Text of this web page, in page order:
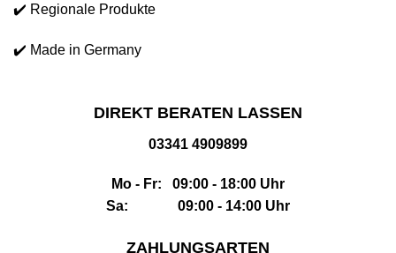
✔️ Regionale Produkte
✔️ Made in Germany
DIREKT BERATEN LASSEN
03341 4909899
Mo - Fr: 09:00 - 18:00 Uhr
Sa: 09:00 - 14:00 Uhr
ZAHLUNGSARTEN